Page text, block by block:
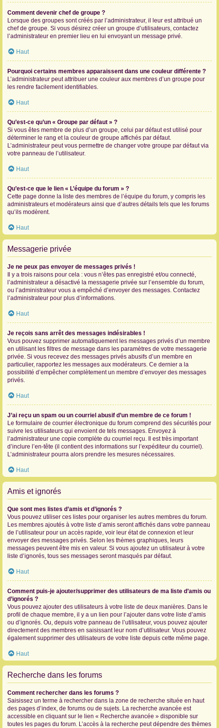
Comment devenir chef de groupe ?
Lorsque des groupes sont créés par l’administrateur, il leur est attribué un
chef de groupe. Si vous désirez créer un groupe d’utilisateurs, contactez
l’administrateur en premier lieu en lui envoyant un message privé.
Haut
Pourquoi certains membres apparaissent dans une couleur différente ?
L’administrateur peut attribuer une couleur aux membres d’un groupe pour
les rendre facilement identifiables.
Haut
Qu’est-ce qu’un « Groupe par défaut » ?
Si vous êtes membre de plus d’un groupe, celui par défaut est utilisé pour
déterminer le rang et la couleur de groupe affichés par défaut.
L’administrateur peut vous permettre de changer votre groupe par défaut via
votre panneau de l’utilisateur.
Haut
Qu’est-ce que le lien « L’équipe du forum » ?
Cette page donne la liste des membres de l’équipe du forum, y compris les
administrateurs et modérateurs ainsi que d’autres détails tels que les forums
qu’ils modèrent.
Haut
Messagerie privée
Je ne peux pas envoyer de messages privés !
Il y a trois raisons pour cela : vous n’êtes pas enregistré et/ou connecté,
l’administrateur a désactivé la messagerie privée sur l’ensemble du forum,
ou l’administrateur vous a empêché d’envoyer des messages. Contactez
l’administrateur pour plus d’informations.
Haut
Je reçois sans arrêt des messages indésirables !
Vous pouvez supprimer automatiquement les messages privés d’un membre
en utilisant les filtres de message dans les paramètres de votre messagerie
privée. Si vous recevez des messages privés abusifs d’un membre en
particulier, rapportez les messages aux modérateurs. Ce dernier a la
possibilité d’empêcher complètement un membre d’envoyer des messages
privés.
Haut
J’ai reçu un spam ou un courriel abusif d’un membre de ce forum !
Le formulaire de courrier électronique du forum comprend des sécurités pour
suivre les utilisateurs qui envoient de tels messages. Envoyez à
l’administrateur une copie complète du courriel reçu. Il est très important
d’inclure l’en-tête (il contient des informations sur l’expéditeur du courriel).
L’administrateur pourra alors prendre les mesures nécessaires.
Haut
Amis et ignorés
Que sont mes listes d’amis et d’ignorés ?
Vous pouvez utiliser ces listes pour organiser les autres membres du forum.
Les membres ajoutés à votre liste d’amis seront affichés dans votre panneau
de l’utilisateur pour un accès rapide, voir leur état de connexion et leur
envoyer des messages privés. Selon les thèmes graphiques, leurs
messages peuvent être mis en valeur. Si vous ajoutez un utilisateur à votre
liste d’ignorés, tous ses messages seront masqués par défaut.
Haut
Comment puis-je ajouter/supprimer des utilisateurs de ma liste d’amis ou
d’ignorés ?
Vous pouvez ajouter des utilisateurs à votre liste de deux manières. Dans le
profil de chaque membre, il y a un lien pour l’ajouter dans votre liste d’amis
ou d’ignorés. Ou, depuis votre panneau de l’utilisateur, vous pouvez ajouter
directement des membres en saisissant leur nom d’utilisateur. Vous pouvez
également supprimer des utilisateurs de votre liste depuis cette même page.
Haut
Recherche dans les forums
Comment rechercher dans les forums ?
Saisissez un terme à rechercher dans la zone de recherche située en haut
des pages d’index, de forums ou de sujets. La recherche avancée est
accessible en cliquant sur le lien « Recherche avancée » disponible sur
toutes les pages du forum. L’accès à la recherche peut dépendre des thèmes